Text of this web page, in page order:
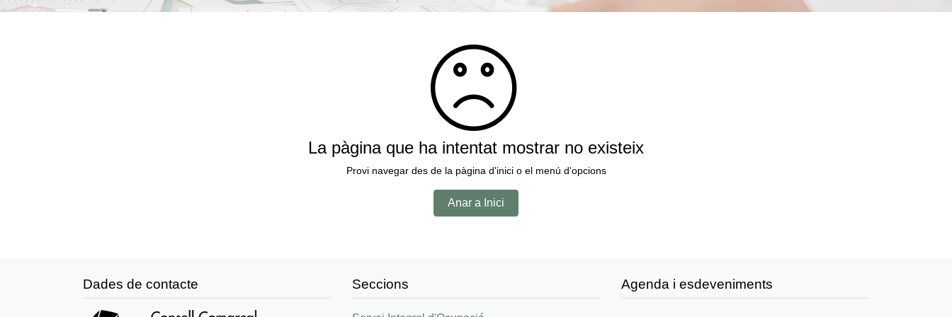
La pàgina que ha intentat mostrar no existeix
Provi navegar des de la pàgina d'inici o el menú d'opcions
Anar a Inici
Dades de contacte Seccions Agenda i esdeveniments